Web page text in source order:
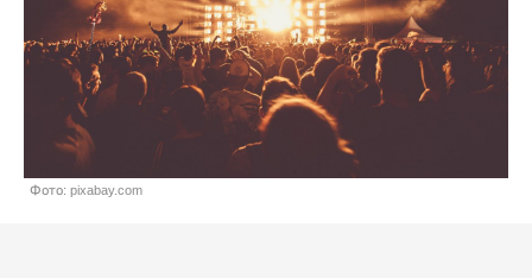
Фото: pixabay.com